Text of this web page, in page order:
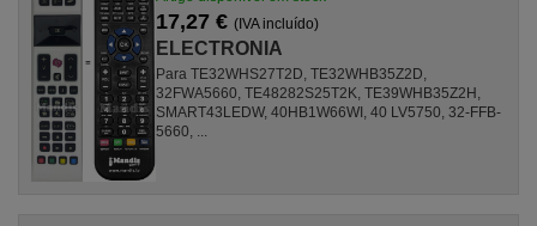
17,27 €(IVA incluído)
ELECTRONIA
Para TE32WHS27T2D, TE32WHB35Z2D,
32FWA5660, TE48282S25T2K, TE39WHB35Z2H,
SMART43LEDW, 40HB1W66WI, 40 LV5750, 32-FFB-
5660, ...